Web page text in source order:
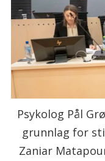
Psykolog Pål
grunnlag for
Zaniar